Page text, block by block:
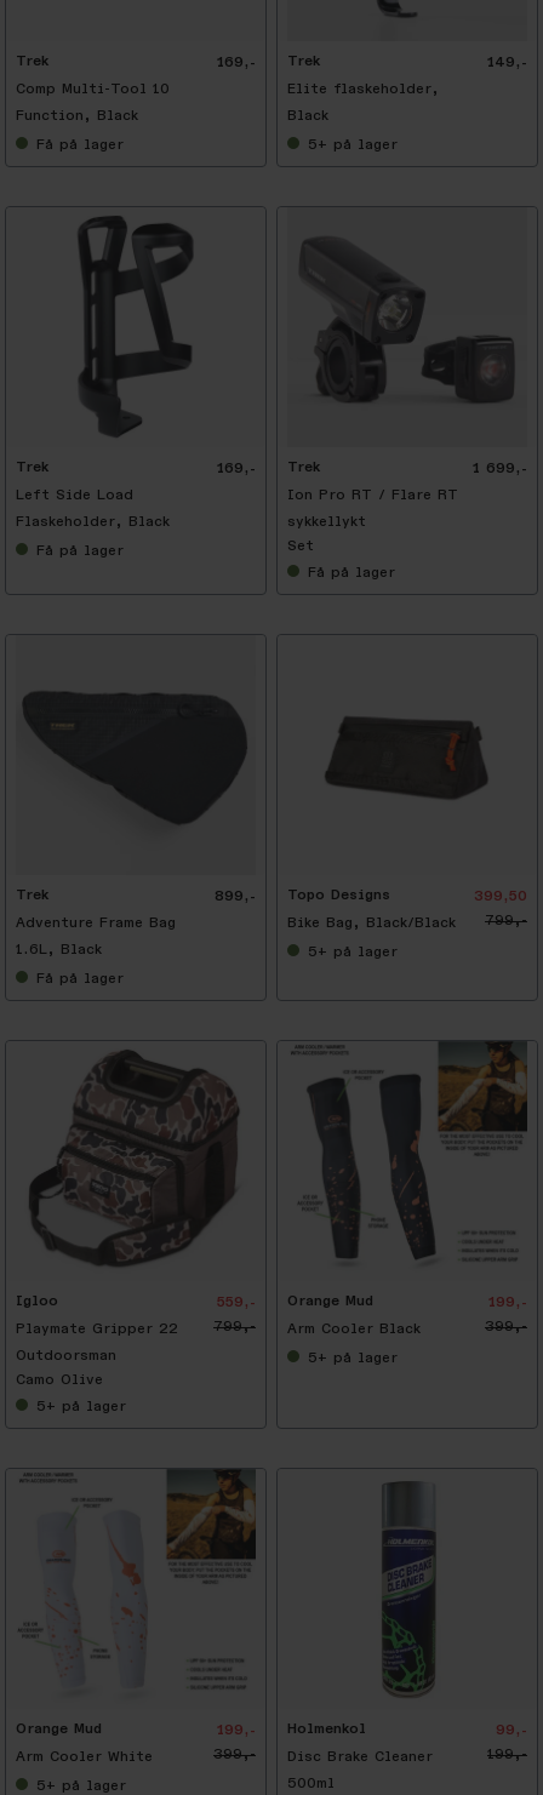
Trek
Comp Multi-Tool 10
Function, Black
169,-
Få på lager
Trek
Elite flaskeholder,
Black
149,-
5+ på lager
Trek
Left Side Load
Flaskeholder, Black
169,-
Få på lager
Trek
Ion Pro RT / Flare RT
sykkellykt
1 699,-
Set
Få på lager
Trek
Adventure Frame Bag
1.6L, Black
899,-
Få på lager
Topo Designs
Bike Bag, Black/Black
399,50
799,-
5+ på lager
Igloo
Playmate Gripper 22
Outdoorsman
559,-
799,-
Camo Olive
5+ på lager
Orange Mud
Arm Cooler Black
199,-
399,-
5+ på lager
Orange Mud
Arm Cooler White
199,-
399,-
5+ på lager
Holmenkol
Disc Brake Cleaner
500ml
99,-
199,-